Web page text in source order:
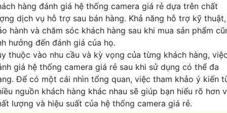
hàng đánh giá hệ thống camera giá rẻ dựa trên chất
dịch vụ hỗ trợ sau bán hàng. Khả năng hỗ trợ kỹ thuật,
hành và chăm sóc khách hàng sau khi mua sản phẩm
hưởng đến đánh giá của họ.
thuộc vào nhu cầu và kỳ vọng của từng khách hàng,
giá hệ thống camera giá rẻ sau khi sử dụng có thể đa
Để có một cái nhìn tổng quan, việc tham khảo ý kiến
nguồn khách hàng khác nhau sẽ giúp bạn hiểu rõ hơn
lượng và hiệu suất của hệ thống camera giá rẻ.